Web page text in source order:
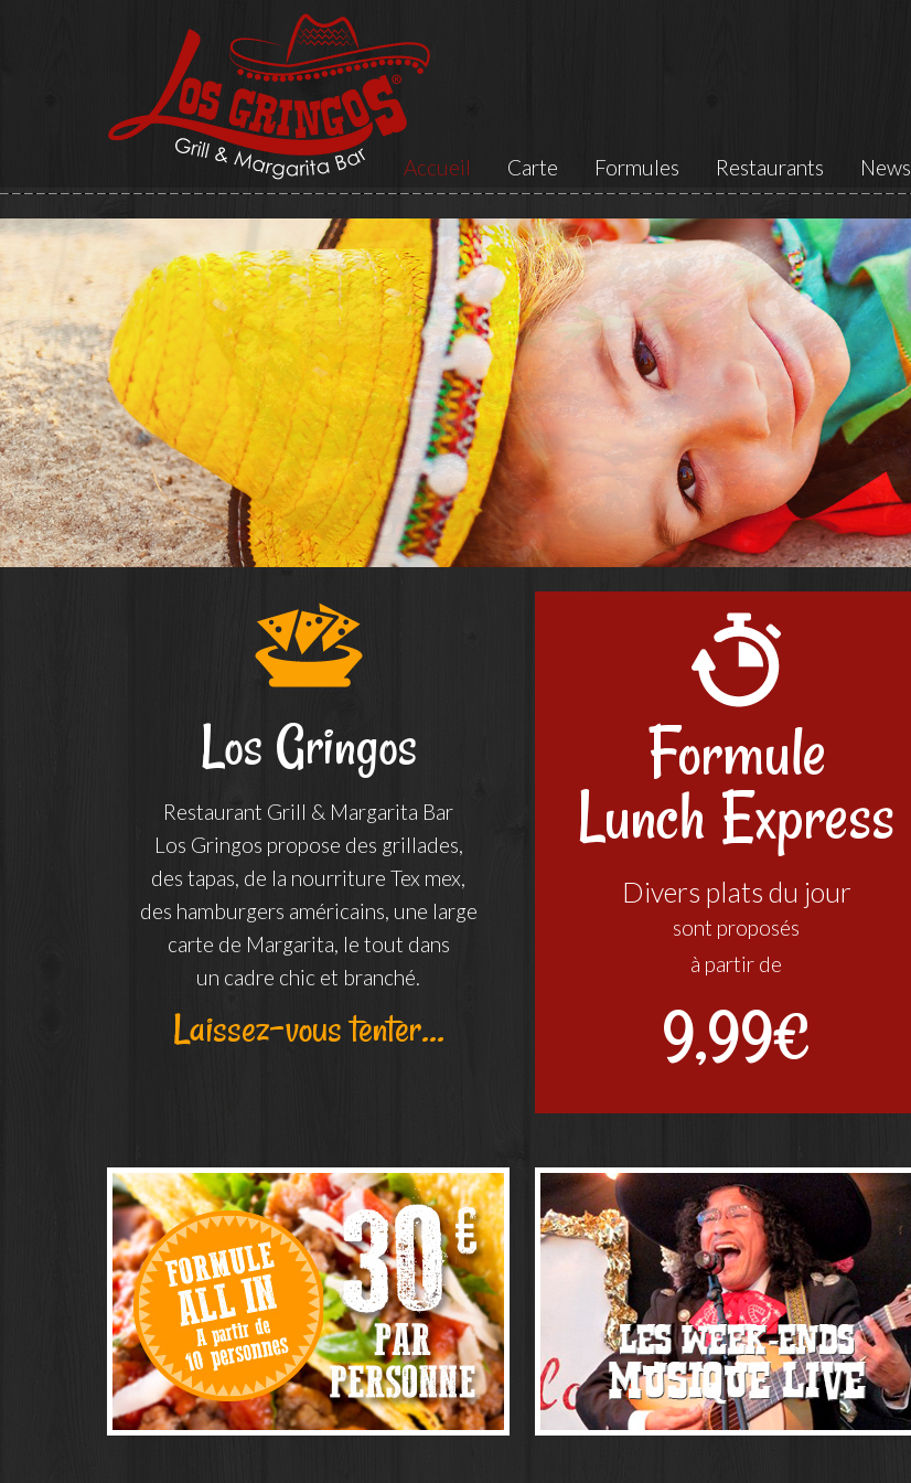
Accueil Carte Formules Restaurants News
Los Gringos
Restaurant Grill & Margarita Bar
Los Gringos propose des grillades,
des tapas, de la nourriture Tex mex,
des hamburgers américains, une large
carte de Margarita, le tout dans
un cadre chic et branché.
Laissez-vous tenter...
Formule
Lunch Express
Divers plats du jour
sont proposés
à partir de
9,99€